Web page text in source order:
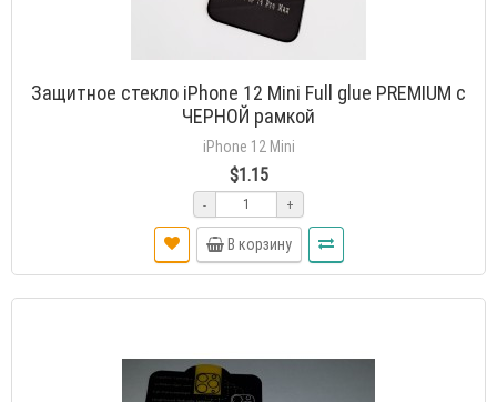
Защитное стекло iPhone 12 Mini Full glue PREMIUM с
ЧЕРНОЙ рамкой
iPhone 12 Mini
$1.15
- +
В корзину